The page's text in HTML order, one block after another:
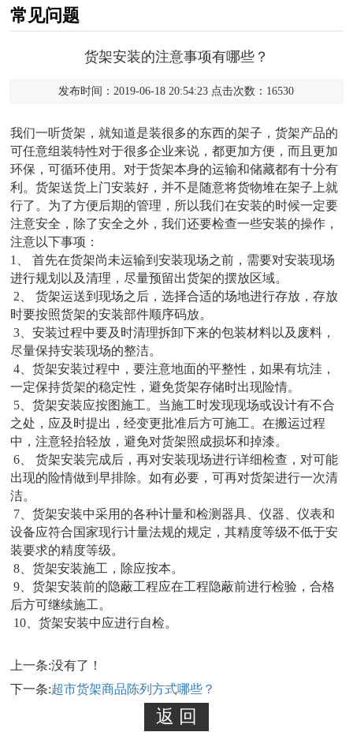
常见问题
货架安装的注意事项有哪些？
发布时间：2019-06-18 20:54:23 点击次数：16530
我们一听货架，就知道是装很多的东西的架子，货架产品的
可任意组装特性对于很多企业来说，都更加方便，而且更加
环保，可循环使用。对于货架本身的运输和储藏都有十分有
利。货架送货上门安装好，并不是随意将货物堆在架子上就
行了。为了方便后期的管理，所以我们在安装的时候一定要
注意安全，除了安全之外，我们还要检查一些安装的操作，
注意以下事项：
1、 首先在货架尚未运输到安装现场之前，需要对安装现场
进行规划以及清理，尽量预留出货架的摆放区域。
2、 货架运送到现场之后，选择合适的场地进行存放，存放
时要按照货架的安装部件顺序码放。
3、安装过程中要及时清理拆卸下来的包装材料以及废料，
尽量保持安装现场的整洁。
4、货架安装过程中，要注意地面的平整性，如果有坑洼，
一定保持货架的稳定性，避免货架存储时出现险情。
5、货架安装应按图施工。当施工时发现现场或设计有不合
之处，应及时提出，经变更批准后方可施工。在搬运过程
中，注意轻抬轻放，避免对货架照成损坏和掉漆。
6、 货架安装完成后，再对安装现场进行详细检查，对可能
出现的险情做到早排除。如有必要，可再对货架进行一次清
洁。
7、货架安装中采用的各种计量和检测器具、仪器、仪表和
设备应符合国家现行计量法规的规定，其精度等级不低于安
装要求的精度等级。
8、货架安装施工，除应按本。
9、货架安装前的隐蔽工程应在工程隐蔽前进行检验，合格
后方可继续施工。
10、货架安装中应进行自检。
上一条:没有了！
下一条:超市货架商品陈列方式哪些？